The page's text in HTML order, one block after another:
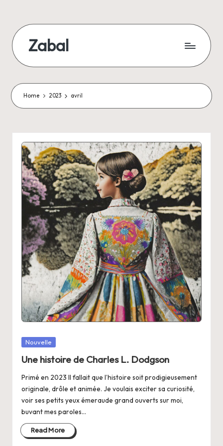
content
Zabal
Home 2023 avril
Posted
Nouvelle
Une histoire de Charles L. Dodgson
Primé en 2023 Il fallait que l’histoire soit prodigieusement
originale, drôle et animée. Je voulais exciter sa curiosité,
voir ses petits yeux émeraude grand ouverts sur moi,
buvant mes paroles…
Read More